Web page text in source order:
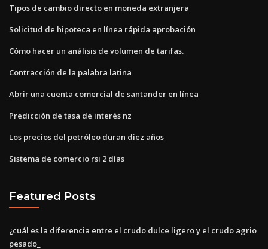
Tipos de cambio directo en moneda extranjera
Solicitud de hipoteca en línea rápida aprobación
Cómo hacer un análisis de volumen de tarifas.
Contracción de la palabra latina
Abrir una cuenta comercial de santander en línea
Predicción de tasa de interés nz
Los precios del petróleo duran diez años
Sistema de comercio rsi 2 días
Featured Posts
¿cuál es la diferencia entre el crudo dulce ligero y el crudo agrio
pesado_